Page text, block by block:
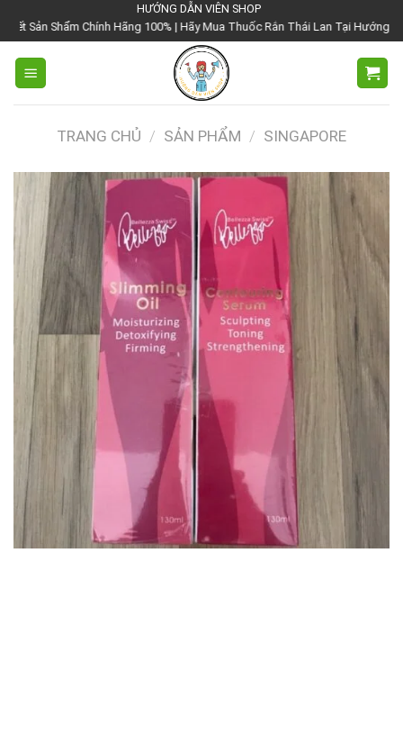
đến
nội
dung
HƯỚNG DẪN VIÊN SHOP
Hãng 100% | Hãy Mua Thuốc Rắn Thái Lan Tại Hướng Dẫn Viên Shop |
TRANG CHỦ / SẢN PHẨM / SINGAPORE